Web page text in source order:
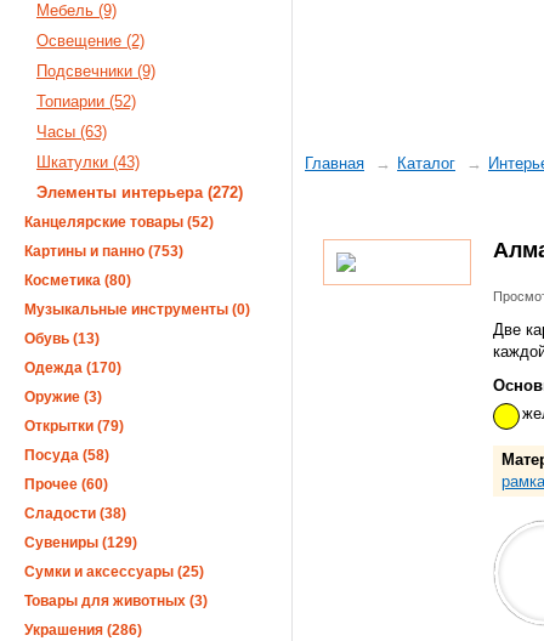
Главная Каталог
Две
Мебель (9)
Освещение (2)
Подсвечники (9)
Топиарии (52)
Часы (63)
Шкатулки (43)
Элементы интерьера (272)
Канцелярские товары (52)
Картины и панно (753)
Косметика (80)
Музыкальные инструменты (0)
Обувь (13)
Одежда (170)
Оружие (3)
Открытки (79)
Посуда (58)
Прочее (60)
Сладости (38)
Сувениры (129)
Сумки и аксессуары (25)
Товары для животных (3)
Украшения (286)